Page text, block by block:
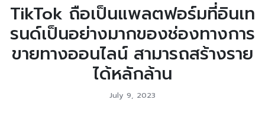
TikTok ถือเป็นแพลตฟอร์มที่อินเท
รนด์เป็นอย่างมากของช่องทางการ
ขายทางออนไลน์ สามารถสร้างราย
ได้หลักล้าน
July 9, 2023